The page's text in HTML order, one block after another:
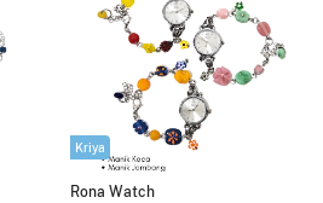
Kriya
Rona Watch